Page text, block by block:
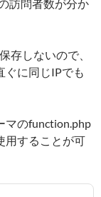
訪問者数が分か
存しないので、
ぐに同じIPでも
マのfunction.php
用することが可